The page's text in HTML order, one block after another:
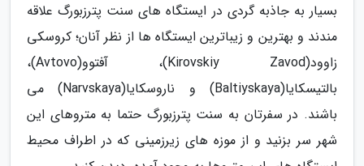
بسیار به جاذبه گردی در ایستگاه های سنت پترزبورگ علاقه
مندند و بهترین و زیباترین ایستگاه ها از نظر آنان؛ کروسکی
زاوود(Kirovskiy Zavod)، آفتوو(Avtovo)،
بالتیسکایا(Baltiyskaya) و ناروسکایا(Narvskaya) می
باشند. در سفرتان به سنت پترزبورگ حتما به متروهای این
شهر سر بزنید و از موزه های زیرزمینی که در اطراف محیط